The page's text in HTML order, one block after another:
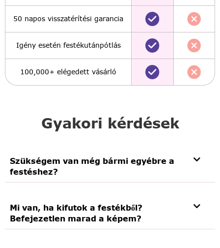
Gyakori kérdések
Szükségem van még bármi egyébre a
festéshez?
Mi van, ha kifutok a festékből?
Befejezetlen marad a képem?
50 napos visszatérítési garancia
Igény esetén festékutánpótlás
100,000+ elégedett vásárló